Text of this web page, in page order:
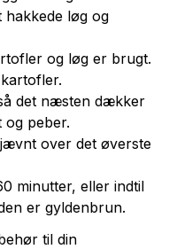
hakkede løg og
og løg er brugt.
det næsten dækker
og peber.
over det øverste
minutter, eller indtil
er gyldenbrun.
til din